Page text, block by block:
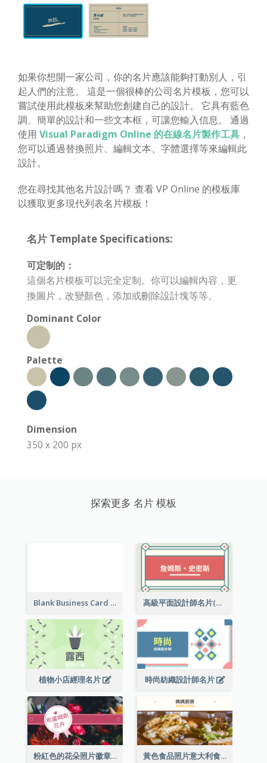
如果你想開一家公司，你的名片應該能夠打動別人，引
起人們的注意。 這是一個很棒的公司名片模板，您可以
嘗試使用此模板來幫助您創建自己的設計。 它具有藍色
調、簡單的設計和一些文本框，可讓您輸入信息。 通過
使用 Visual Paradigm Online 的在線名片製作工具 ，
您可以通過替換照片、編輯文本、字體選擇等來編輯此
設計。
您在尋找其他名片設計嗎？ 查看 VP Online 的模板庫
以獲取更多現代列表名片模板！
名片 Template Specifications:
可定制的：
這個名片模板可以完全定制。你可以編輯內容，更
換圖片，改變顏色，添加或刪除設計塊等等。
Dominant Color
Palette
Dimension
350 x 200 px
探索更多 名片 模板
Blank Business Card 高級平面設計師名片(附工作室地址)
植物小店經理名片 時尚紡織設計師名片
粉紅色的花朵照片徽章花店名片 黃色食品照片意大利食品名片